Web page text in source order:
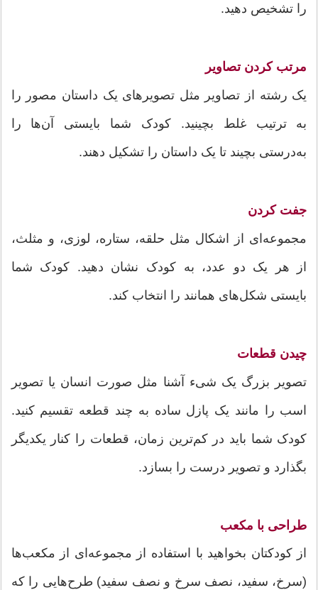
را تشخیص دهید.
مرتب کردن تصاویر
یک رشته از تصاویر مثل تصویرهای یک داستان مصور را
به ترتیب غلط بچینید. کودک شما بایستی آن‌ها را
به‌درستی بچیند تا یک داستان را تشکیل دهند.
جفت کردن
مجموعه‌ای از اشکال مثل حلقه، ستاره، لوزی، و مثلث،
از هر یک دو عدد، به کودک نشان دهید. کودک شما
بایستی شکل‌های همانند را انتخاب کند.
چیدن قطعات
تصویر بزرگ یک شیء آشنا مثل صورت انسان یا تصویر
اسب را مانند یک پازل ساده به چند قطعه تقسیم کنید.
کودک شما باید در کم‌ترین زمان، قطعات را کنار یکدیگر
بگذارد و تصویر درست را بسازد.
طراحی با مکعب
از کودکتان بخواهید با استفاده از مجموعه‌ای از مکعب‌ها
(سرخ، سفید، نصف سرخ و نصف سفید) طرح‌هایی را که